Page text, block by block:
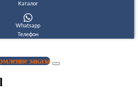
Каталог
Whatsapp
Телефон
заказа